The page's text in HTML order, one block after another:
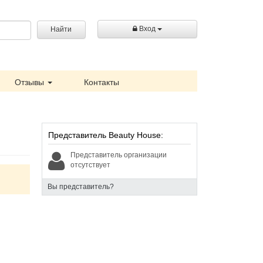
Найти Вход
Отзывы Контакты
Представитель Beauty House:
Представитель организации
отсутствует
Вы представитель?